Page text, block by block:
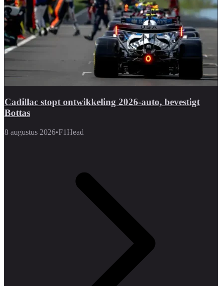
Cadillac stopt ontwikkeling 2026-auto, bevestigt
Bottas
8 augustus 2026•F1Head